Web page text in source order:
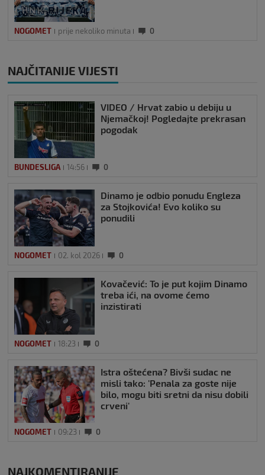
NOGOMET prije nekoliko minuta 0
NAJČITANIJE VIJESTI
VIDEO / Hrvat zabio u debiju u
Njemačkoj! Pogledajte prekrasan
pogodak
BUNDESLIGA 14:56 0
Dinamo je odbio ponudu Engleza
za Stojkovića! Evo koliko su
ponudili
NOGOMET 02. kol 2026 0
Kovačević: To je put kojim Dinamo
treba ići, na ovome ćemo
inzistirati
NOGOMET 18:23 0
Istra oštećena? Bivši sudac ne
misli tako: 'Penala za goste nije
bilo, mogu biti sretni da nisu dobili
crveni'
NOGOMET 09:23 0
NAJKOMENTIRANIJE